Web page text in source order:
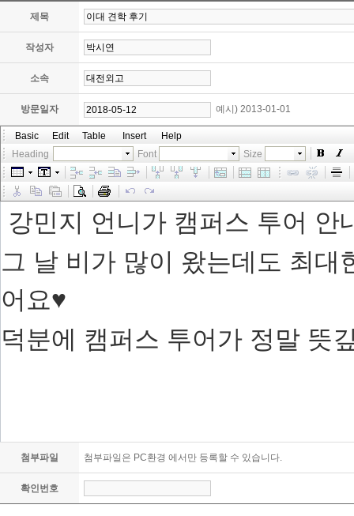
제목
작성자
소속
방문일자 예시) 2013-01-01
Basic Edit Table Insert
Help
Heading
Font Size
첨부파일 첨부파일은 PC환경 에서만 등록할 수 있습니다.
확인번호